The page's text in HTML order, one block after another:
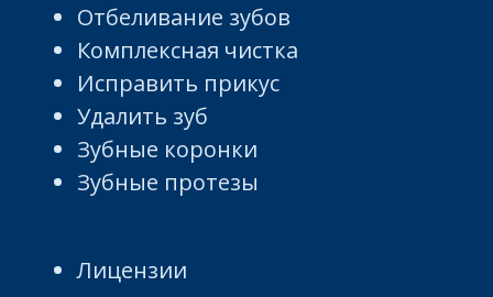
Отбеливание зубов
Комплексная чистка
Исправить прикус
Удалить зуб
Зубные коронки
Зубные протезы
Лицензии